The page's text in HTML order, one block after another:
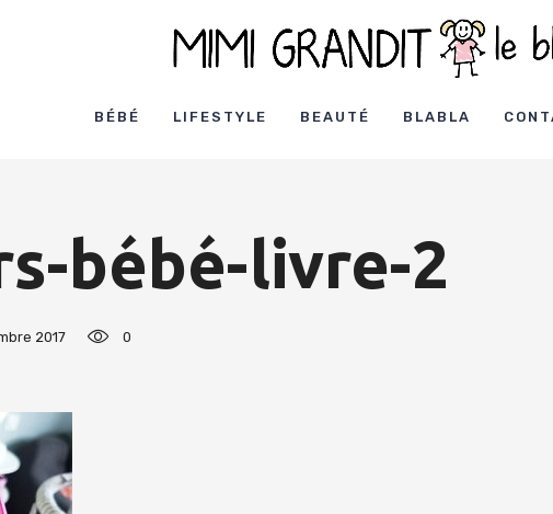
BÉBÉ LIFESTYLE BEAUTÉ BLABLA
bébé-livre-2
2017 0